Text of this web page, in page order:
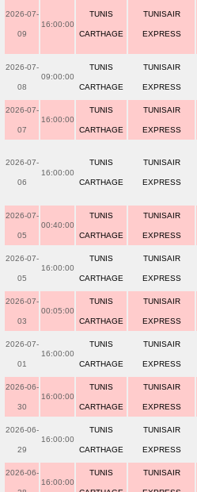
2026-07-
09
16:00:00
TUNIS
CARTHAGE
TUNISAIR
EXPRESS
2026-07-
08
09:00:00
TUNIS
CARTHAGE
TUNISAIR
EXPRESS
2026-07-
07
16:00:00
TUNIS
CARTHAGE
TUNISAIR
EXPRESS
2026-07-
06
16:00:00
TUNIS
CARTHAGE
TUNISAIR
EXPRESS
2026-07-
05
00:40:00
TUNIS
CARTHAGE
TUNISAIR
EXPRESS
2026-07-
05
16:00:00
TUNIS
CARTHAGE
TUNISAIR
EXPRESS
2026-07-
03
00:05:00
TUNIS
CARTHAGE
TUNISAIR
EXPRESS
2026-07-
01
16:00:00
TUNIS
CARTHAGE
TUNISAIR
EXPRESS
2026-06-
30
16:00:00
TUNIS
CARTHAGE
TUNISAIR
EXPRESS
2026-06-
29
16:00:00
TUNIS
CARTHAGE
TUNISAIR
EXPRESS
2026-06-
16:00:00
TUNIS TUNISAIR